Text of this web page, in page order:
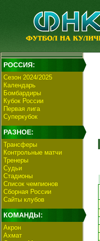
РОССИЯ:
Сезон 2024/2025
Календарь
Бомбардиры
Кубок России
Первая лига
Суперкубок
РАЗНОЕ:
Трансферы
Контрольные матчи
Тренеры
Судьи
Стадионы
Список чемпионов
Сборная России
Сайты клубов
КОМАНДЫ:
Акрон
Ахмат